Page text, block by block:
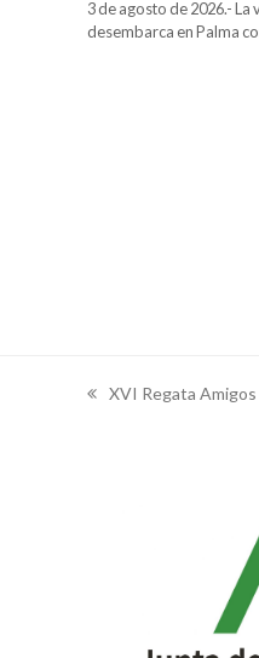
3 de agosto de 2026.- La
desembarca en Palma
previous
XVI Regata